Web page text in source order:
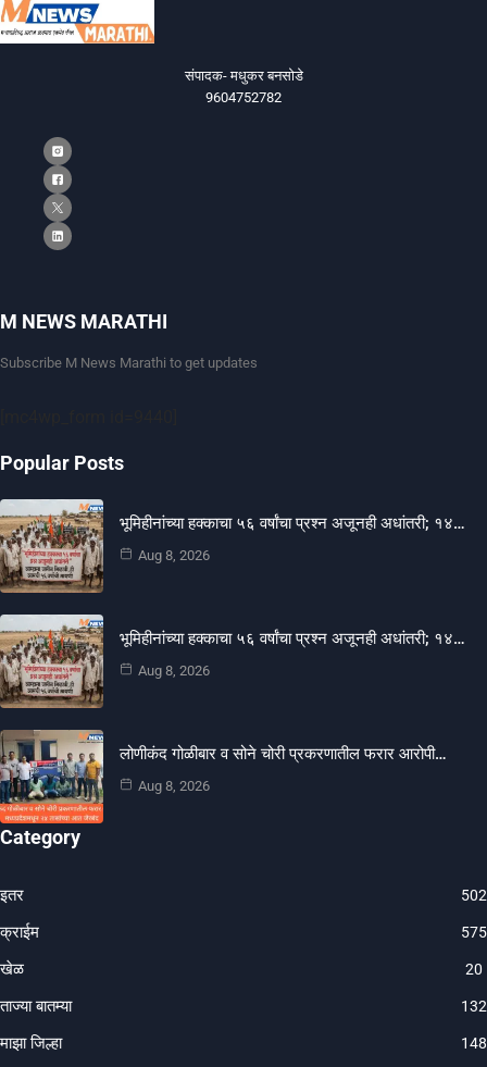
संपादक- मधुकर बनसोडे
9604752782
M NEWS MARATHI
Subscribe M News Marathi to get updates
Popular Posts
भूमिहीनांच्या हक्काचा ५६ वर्षांचा प्रश्न अजूनही अधांतरी; १४…
Aug 8, 2026
भूमिहीनांच्या हक्काचा ५६ वर्षांचा प्रश्न अजूनही अधांतरी; १४…
Aug 8, 2026
लोणीकंद गोळीबार व सोने चोरी प्रकरणातील फरार आरोपी…
Aug 8, 2026
Category
इतर 502
क्राईम 575
खेळ 20
ताज्या बातम्या 132
माझा जिल्हा